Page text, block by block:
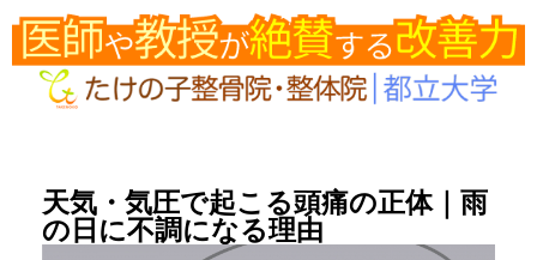
天気・気圧で起こる頭痛の正体｜雨
の日に不調になる理由